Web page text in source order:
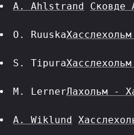
A. Ahlstrand Сковде
O. Ruuska
S. Tipura
M. LernerЛахольм -
A. Wiklund